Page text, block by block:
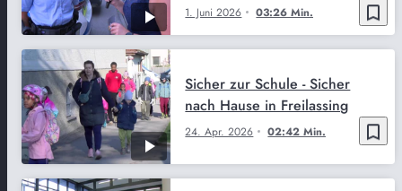
bookmark_border
1. Juni 2026 03:26 Min.
bookmark_border
24. Apr. 2026 02:42 Min.
Sicher zur Schule - Sicher
nach Hause in Freilassing